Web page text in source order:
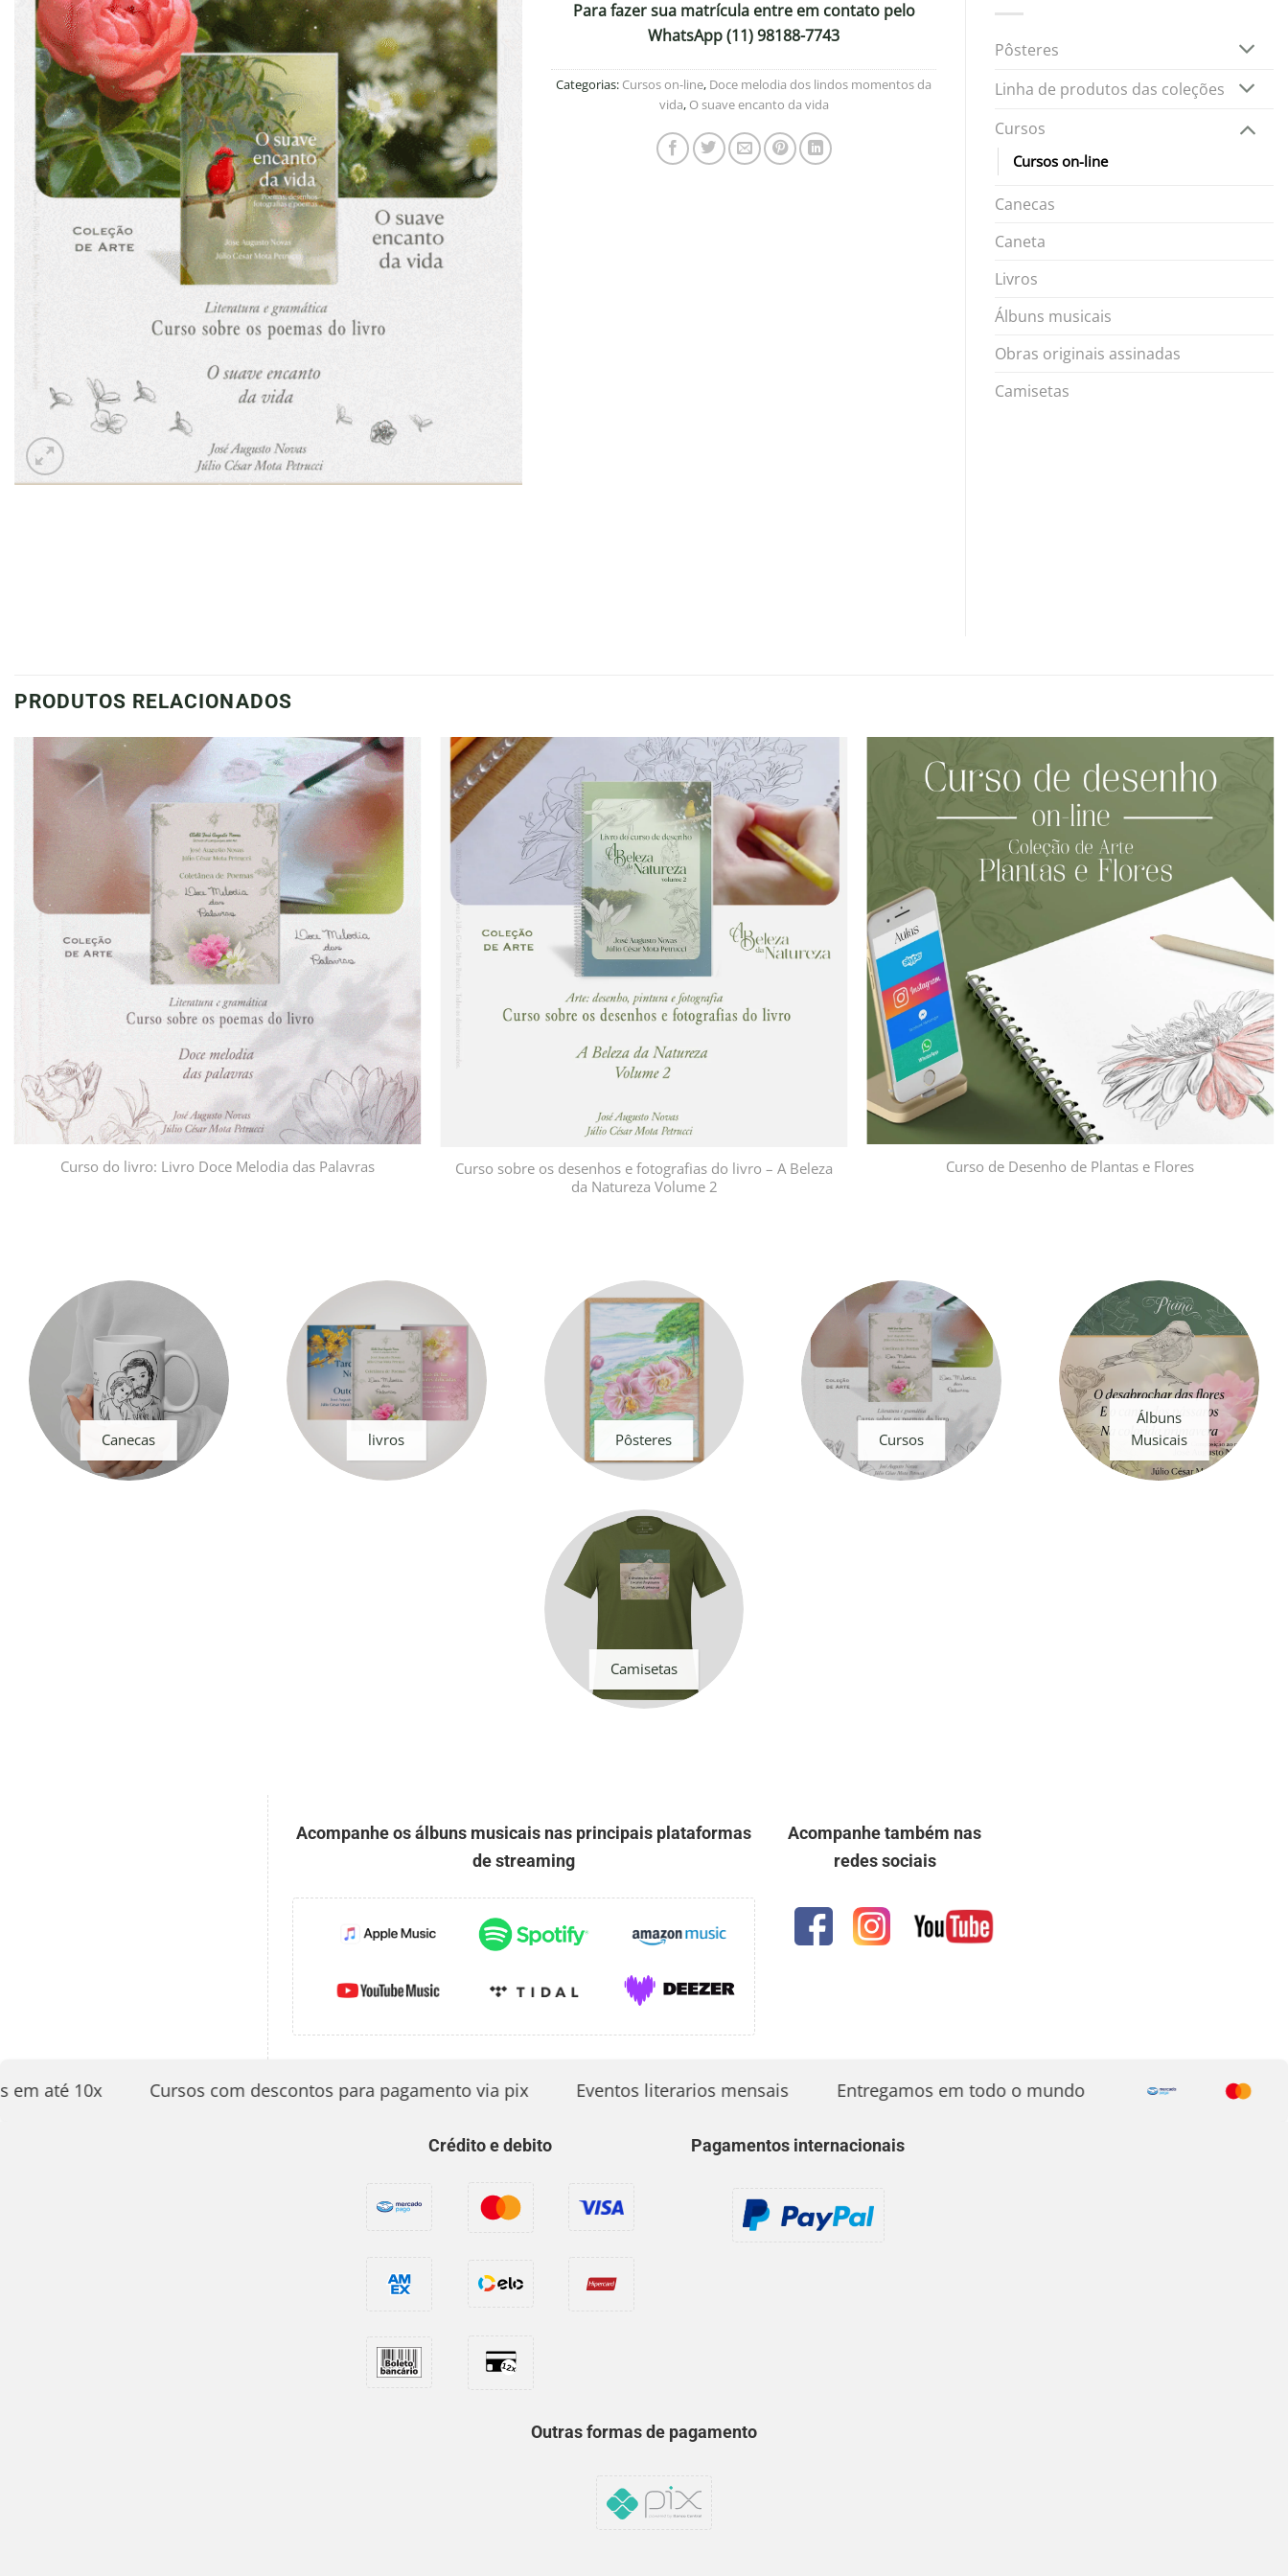
Adicionar
à lista de
desejos
Para fazer sua matrícula entre em contato pelo
WhatsApp (11) 98188-7743
Categorias: Cursos on-line, Doce melodia dos lindos momentos da
vida, O suave encanto da vida
Pôsteres
Linha de produtos das coleções
Cursos
Cursos on-line
Canecas
Caneta
Livros
Álbuns musicais
Obras originais assinadas
Camisetas
PRODUTOS RELACIONADOS
Adicionar
à lista de
desejos
Curso do livro: Livro Doce Melodia das Palavras
Adicionar
à lista de
desejos
Curso sobre os desenhos e fotografias do livro – A Beleza
da Natureza Volume 2
Adicionar
Curso de Desenho de Plantas e Flores
Canecas livros Pôsteres Cursos
Álbuns
Musicais
Camisetas
Acompanhe os álbuns musicais nas principais plataformas
de streaming
Acompanhe também nas
redes sociais
até 10x Cursos com descontos para pagamento via pix Eventos literarios mensais Entregamos em todo o mundo
Crédito e debito Pagamentos internacionais
Outras formas de pagamento